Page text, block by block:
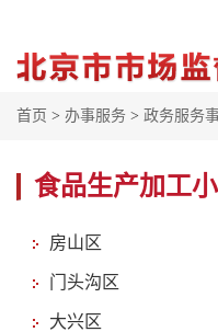
首页 > 办事服务 > 政务服务
食品生产加工
房山区
门头沟区
大兴区